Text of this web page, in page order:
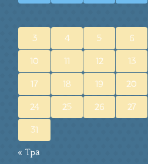
« Тра
3 4 5 6
10 11 12 13
17 18 19 20
24 25 26 27
31